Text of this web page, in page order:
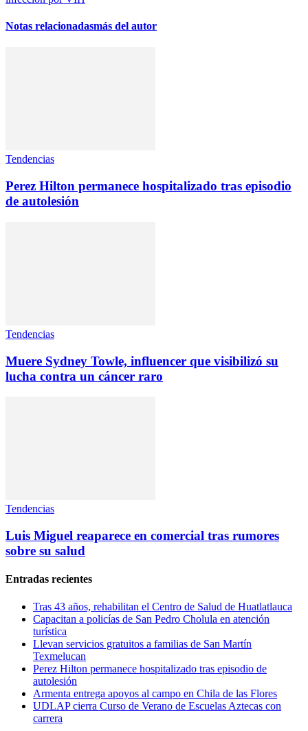
Notas relacionadasmás del autor
Tendencias
Perez Hilton permanece hospitalizado tras episodio
de autolesión
Tendencias
Muere Sydney Towle, influencer que visibilizó su
lucha contra un cáncer raro
Tendencias
Luis Miguel reaparece en comercial tras rumores
sobre su salud
Entradas recientes
Tras 43 años, rehabilitan el Centro de Salud de Huatlatlauca
Capacitan a policías de San Pedro Cholula en atención
turística
Llevan servicios gratuitos a familias de San Martín
Texmelucan
Perez Hilton permanece hospitalizado tras episodio de
autolesión
Armenta entrega apoyos al campo en Chila de las Flores
UDLAP cierra Curso de Verano de Escuelas Aztecas con
carrera